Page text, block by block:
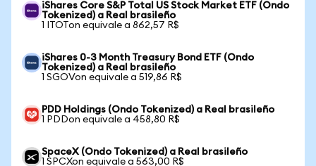
iShares Core S&P Total US Stock Market ETF (Ondo
Tokenized) a Real brasileño
1 ITOTon equivale a 862,57 R$
iShares 0-3 Month Treasury Bond ETF (Ondo
Tokenized) a Real brasileño
1 SGOVon equivale a 519,86 R$
PDD Holdings (Ondo Tokenized) a Real brasileño
1 PDDon equivale a 458,80 R$
SpaceX (Ondo Tokenized) a Real brasileño
1 SPCXon equivale a 563,00 R$